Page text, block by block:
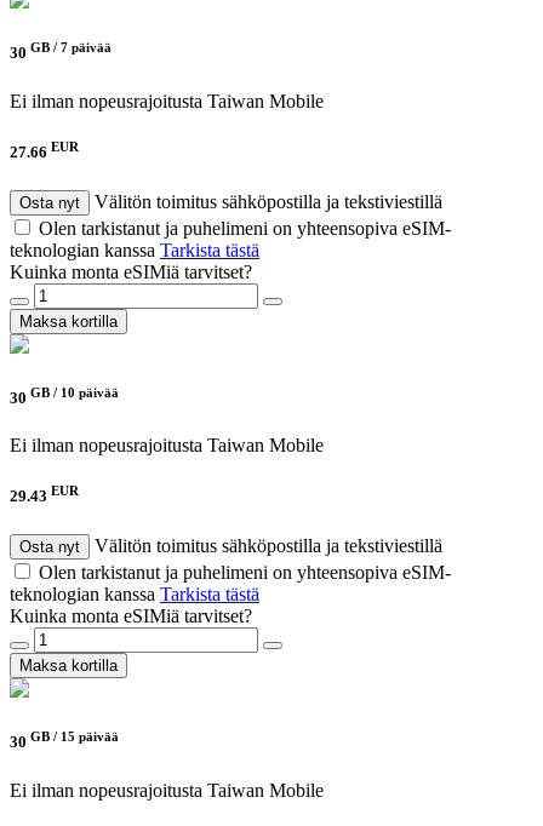
30 GB / 7 päivää
Ei ilman nopeusrajoitusta Taiwan Mobile
27.66 EUR
Osta nyt
Välitön toimitus sähköpostilla ja tekstiviestillä
Olen tarkistanut ja puhelimeni on yhteensopiva eSIM-
teknologian kanssa Tarkista tästä
Kuinka monta eSIMiä tarvitset?
Maksa kortilla
30 GB / 10 päivää
Ei ilman nopeusrajoitusta Taiwan Mobile
29.43 EUR
Osta nyt
Välitön toimitus sähköpostilla ja tekstiviestillä
Olen tarkistanut ja puhelimeni on yhteensopiva eSIM-
teknologian kanssa Tarkista tästä
Kuinka monta eSIMiä tarvitset?
Maksa kortilla
30 GB / 15 päivää
Ei ilman nopeusrajoitusta Taiwan Mobile